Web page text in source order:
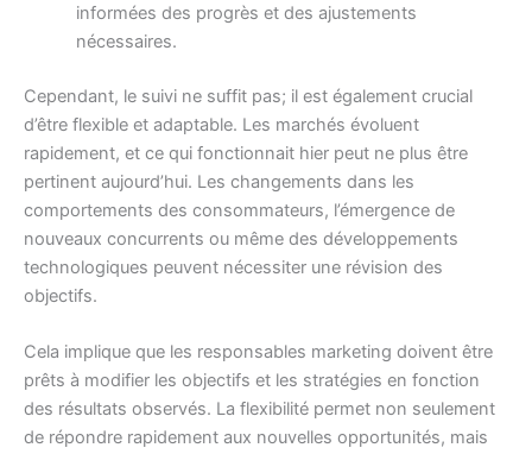
informées des progrès et des ajustements
nécessaires.
Cependant, le suivi ne suffit pas; il est également crucial
d’être flexible et adaptable. Les marchés évoluent
rapidement, et ce qui fonctionnait hier peut ne plus être
pertinent aujourd’hui. Les changements dans les
comportements des consommateurs, l’émergence de
nouveaux concurrents ou même des développements
technologiques peuvent nécessiter une révision des
objectifs.
Cela implique que les responsables marketing doivent être
prêts à modifier les objectifs et les stratégies en fonction
des résultats observés. La flexibilité permet non seulement
de répondre rapidement aux nouvelles opportunités, mais